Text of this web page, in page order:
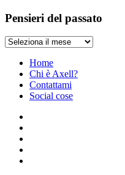
Pensieri del passato
Pensieri
passatoHome
Chi è Axell?
Contattami
Social cose